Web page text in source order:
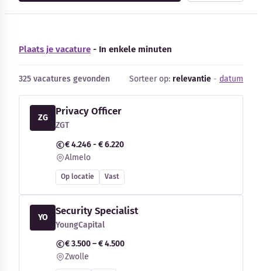
Plaats je vacature - In enkele minuten
325 vacatures gevonden Sorteer op: relevantie - datum
ZG
Privacy Officer
ZGT
€ 4.246 - € 6.220
Almelo
Op locatie Vast
YO
Security Specialist
YoungCapital
€ 3.500 – € 4.500
Zwolle